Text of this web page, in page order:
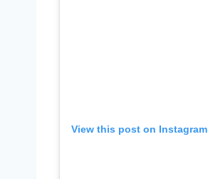
View this post on Instagram